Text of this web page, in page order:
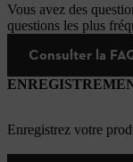
Vous avez des
questions les plus
Consulter la
Enregistrez votre